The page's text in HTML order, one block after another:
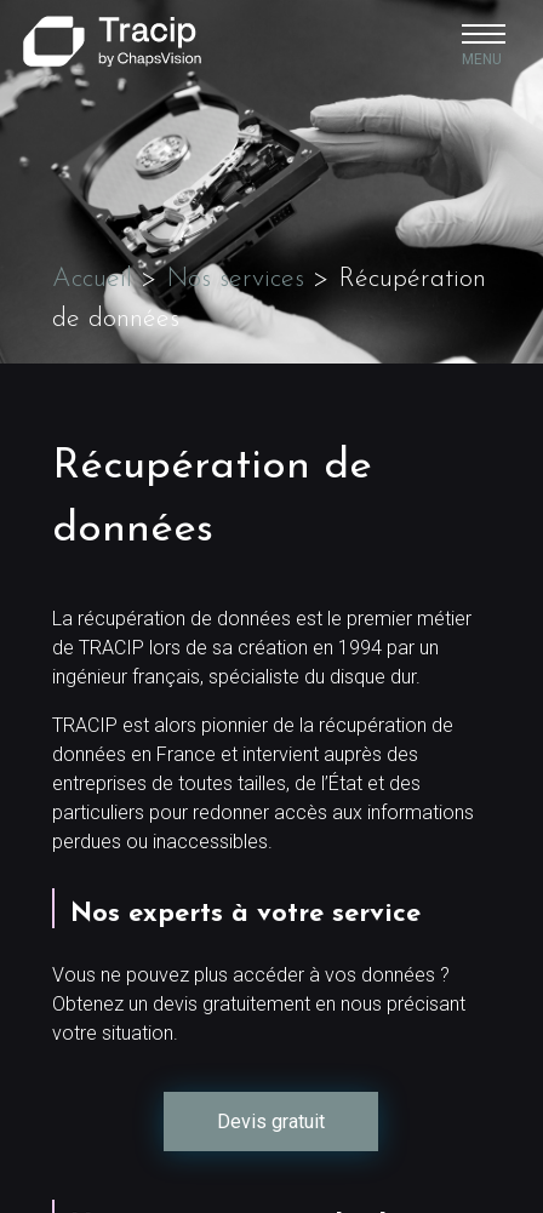
MENU
Accueil> Nos services > Récupération
de données
Récupération de
données
La récupération de données est le premier métier
de TRACIP lors de sa création en 1994 par un
ingénieur français, spécialiste du disque dur.
TRACIP est alors pionnier de la récupération de
données en France et intervient auprès des
entreprises de toutes tailles, de l’État et des
particuliers pour redonner accès aux informations
perdues ou inaccessibles.
Nos experts à votre service
Vous ne pouvez plus accéder à vos données ?
Obtenez un devis gratuitement en nous précisant
votre situation.
Devis gratuit